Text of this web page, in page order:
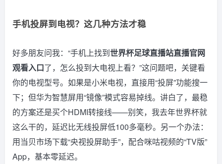
手机投屏到电视？这几种方法才稳
好多朋友问我：“手机上找到世界杯足球直播站直播官网
观看入口了，怎么投到大电视上看？”这问题吧，关键看
你的电视型号。如果是小米电视，直接用“投屏”功能搜一
下；但华为智慧屏用“镜像”模式容易掉线。讲白了，最稳
的方案还是买个HDMI转接线——别笑，我去年世界杯就
这么干的，延迟比无线投屏低100多毫秒。另一个办法：
用当贝市场下载“央视投屏助手”，配合咪咕视频的“TV版”
App，基本零延迟。